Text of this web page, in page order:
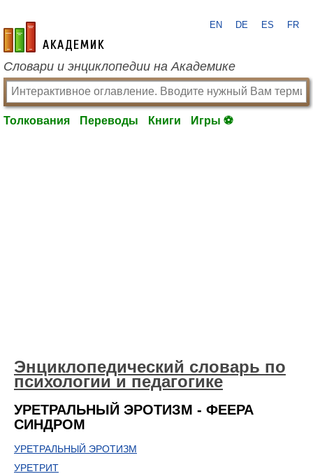
academic.ru
EN DE ES FR
Словари и энциклопедии на Академике
Толкования Переводы Книги Игры ⚽
Энциклопедический словарь по
психологии и педагогике
УРЕТРАЛЬНЫЙ ЭРОТИЗМ - ФЕЕРА
СИНДРОМ
УРЕТРАЛЬНЫЙ ЭРОТИЗМ
УРЕТРИТ